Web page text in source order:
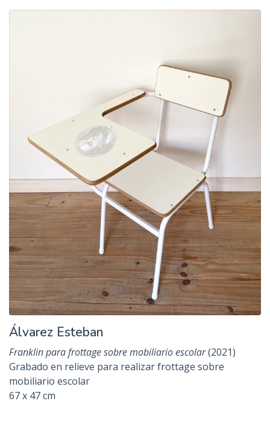
Álvarez Esteban
Franklin para frottage sobre mobiliario escolar(2021)
Grabado en relieve para realizar frottage sobre
mobiliario escolar
67 x 47 cm